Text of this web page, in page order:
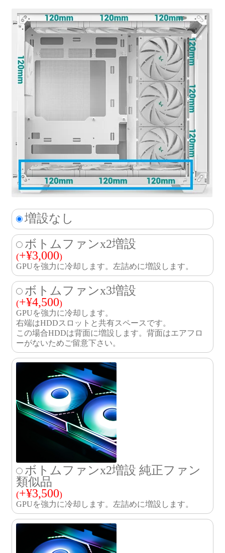
増設なし
ボトムファンx2増設
(+¥3,000)
GPUを強力に冷却します。左詰めに増設します。
ボトムファンx3増設
(+¥4,500)
GPUを強力に冷却します。
右端はHDDスロットと共有スペースです。
この場合HDDは背面に増設します。背面はエアフロ
ーがないためご留意下さい。
ボトムファンx2増設 純正ファン
類似品
(+¥3,500)
GPUを強力に冷却します。左詰めに増設します。